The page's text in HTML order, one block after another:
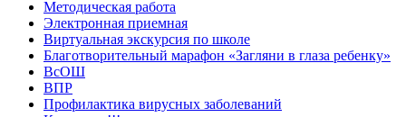
Методическая работа
Электронная приемная
Виртуальная экскурсия по школе
Благотворительный марафон «Загляни в глаза ребенку»
ВсОШ
ВПР
Профилактика вирусных заболеваний